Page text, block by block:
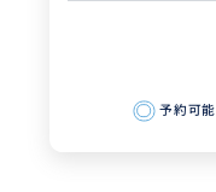
予約可能